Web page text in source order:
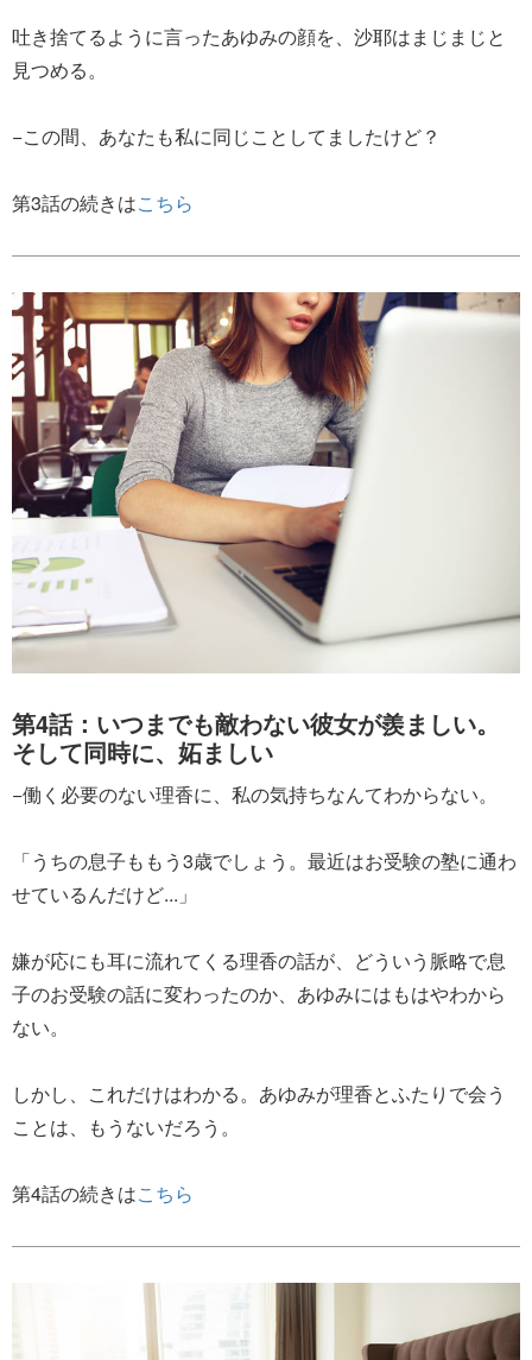
吐き捨てるように言ったあゆみの顔を、沙耶はまじまじと
見つめる。
−この間、あなたも私に同じことしてましたけど？
第3話の続きはこちら
第4話：いつまでも敵わない彼女が羨ましい。
そして同時に、妬ましい
−働く必要のない理香に、私の気持ちなんてわからない。
「うちの息子ももう3歳でしょう。最近はお受験の塾に通わ
せているんだけど...」
嫌が応にも耳に流れてくる理香の話が、どういう脈略で息
子のお受験の話に変わったのか、あゆみにはもはやわから
ない。
しかし、これだけはわかる。あゆみが理香とふたりで会う
ことは、もうないだろう。
第4話の続きはこちら